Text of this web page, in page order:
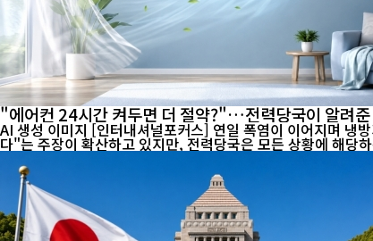
"에어컨 24시간 켜두면 더 절약?"…전력당국이 알려준
AI 생성 이미지 [인터내셔널포커스] 연일 폭염이 이어지며 냉방기 사용이 급증하고 전기요금 부담에 대한 우려도 커지고 있다. 최근 온라인에서는 "에어컨은 24시간 계속 켜두는 것이 오히려 전기료를 아낀
다"는 주장이 확산하고 있지만, 전력당국은 모든 상황에 해당